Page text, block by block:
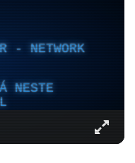
- NETWORK
NESTE